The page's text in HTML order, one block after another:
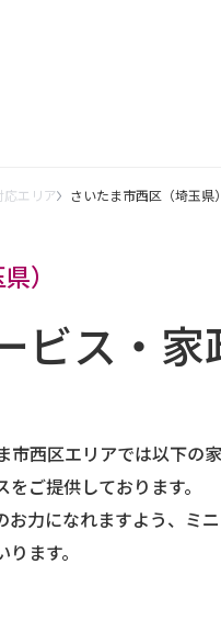
応エリア さいたま市西区（埼玉県）
）
ビス・家
市西区エリアでは以下の
ご提供しております。
お力になれますよう、ミ
ます。